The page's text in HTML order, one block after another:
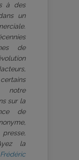
à des
un
de
sur la
de
la
Frédéric